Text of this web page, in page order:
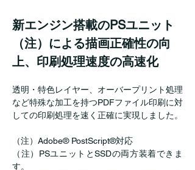
新エンジン搭載のPSユニット
（注）による描画正確性の向
上、印刷処理速度の高速化
透明・特色レイヤー、オーバープリント処理
など特殊な加工を持つPDFファイル印刷に対
しての印刷処理を速く正確に実現しました。
（注）Adobe® PostScript®対応
（注）PSユニットとSSDの両方装着できま
す。